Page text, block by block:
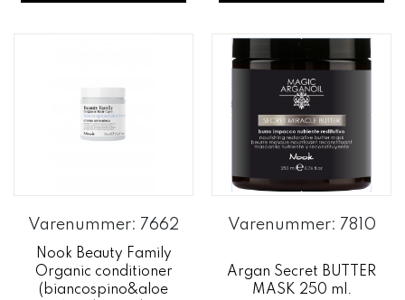
Varenummer: 7662
Nook Beauty Family
Organic conditioner
(biancospino&aloe
Varenummer: 7810
Argan Secret BUTTER
MASK 250 ml.